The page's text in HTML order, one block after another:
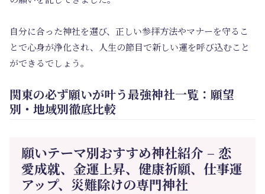
自分に合った神社を選び、正しい参拝方法やマナーを守るこ
とで心身が浄化され、人生の節目で新しい運を呼び込むこと
ができるでしょう。
関東の必ず願いが叶う最強神社一覧：願望
別・地域別徹底比較
願いテーマ別おすすめ神社紹介 – 恋
愛成就、金運上昇、健康祈願、仕事運
アップ、災難除けの専門神社